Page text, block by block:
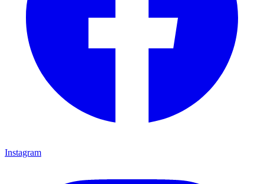
Instagram